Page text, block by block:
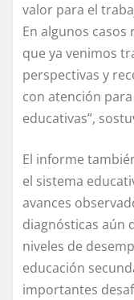
valor para el
En algunos
que ya venimos
perspectivas y
con atención
educativas”,
El informe
el sistema
avances
diagnósticas aún
niveles de
educación
importantes